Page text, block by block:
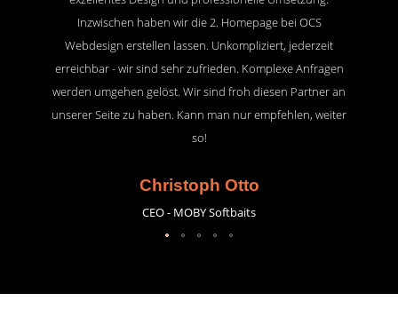
Inzwischen haben wir die 2. Homepage bei OCS
Webdesign erstellen lassen. Unkompliziert, jederzeit
erreichbar - wir sind sehr zufrieden. Komplexe Anfragen
werden umgehen gelöst. Wir sind froh diesen Partner an
unserer Seite zu haben. Kann man nur empfehlen, weiter
so!
Christoph Otto
CEO - MOBY Softbaits